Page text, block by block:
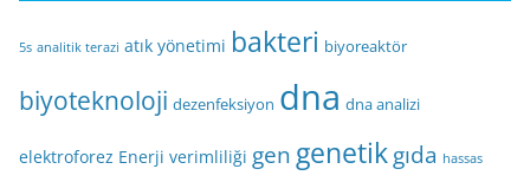
5s analitik terazi atık yönetimi bakteri biyoreaktör
biyoteknoloji dezenfeksiyon dna dna analizi
elektroforez Enerji verimliliği gen genetikgıda hassas